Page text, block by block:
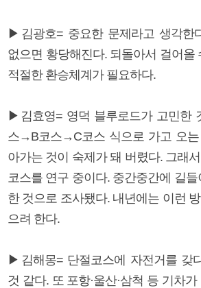
▶김광호= 중요한 문제라고 생각한
없으면 황당해진다. 되돌아서 걸어올
적절한 환승체계가 필요하다.
▶김효영= 영덕 블루로드가 고민한
스→B코스→C코스 식으로 가고 오
아가는 것이 숙제가 돼 버렸다. 그래
코스를 연구 중이다. 중간중간에 길
한 것으로 조사됐다. 내년에는 이런
으려 한다.
▶김해몽= 단절코스에 자전거를 갖
것 같다. 또 포항·울산·삼척 등 기차